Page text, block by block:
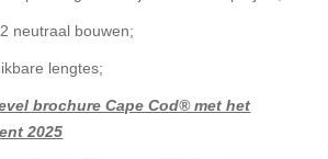
neutraal bouwen;
lengtes;
brochure Cape Cod® met het
2025